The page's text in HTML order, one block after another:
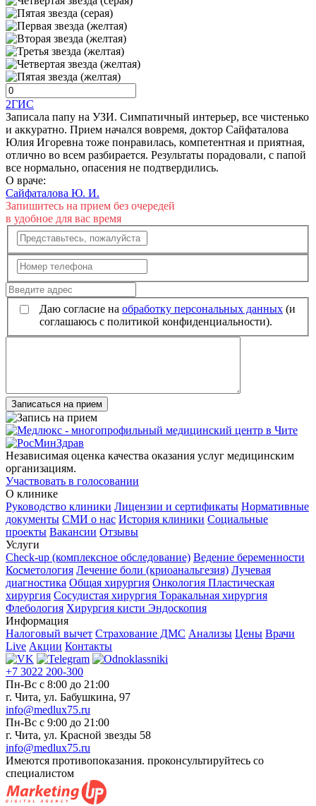
2ГИС
Записала папу на УЗИ. Симпатичный интерьер, все чистенько
и аккуратно. Прием начался вовремя, доктор Сайфаталова
Юлия Игоревна тоже понравилась, компетентная и приятная,
отлично во всем разбирается. Результаты порадовали, с папой
все нормально, опасения не подтвердились.
О враче:
Сайфаталова Ю. И.
Запишитесь на прием без очередей
в удобное для вас время
Даю согласие на обработку персональных данных (и
соглашаюсь с политикой конфиденциальности).
Записаться на прием
Независимая оценка качества оказания услуг медицинским
организациям.
Участвовать в голосовании
О клинике
Руководство клиники Лицензии и сертификаты Нормативные
документы СМИ о нас История клиники Социальные
проекты Вакансии Отзывы
Услуги
Check-up (комплексное обследование) Ведение беременности
Косметология Лечение боли (криоанальгезия) Лучевая
диагностика Общая хирургия Онкология Пластическая
хирургия Сосудистая хирургия Торакальная хирургия
Флебология Хирургия кисти Эндоскопия
Информация
Налоговый вычет Страхование ДМС Анализы Цены Врачи
Live Акции Контакты
+7 3022 200-300
Пн-Вс с 8:00 до 21:00
г. Чита, ул. Бабушкина, 97
info@medlux75.ru
Пн-Вс с 9:00 до 21:00
г. Чита, ул. Красной звезды 58
info@medlux75.ru
Имеются противопоказания. проконсультируйтесь со
специалистом